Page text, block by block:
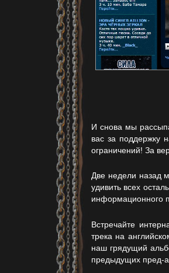
И снова мы
вас за поддержку
ограничений! За
Две недели назад
удивить всех
информационного
Встречайте
трека на
наш грядущий
предыдущих пред-